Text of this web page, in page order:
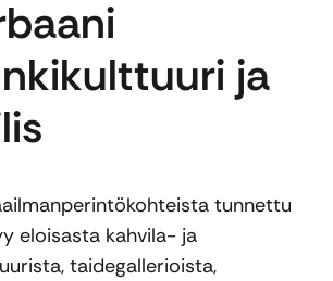
ja
tunnettu
eloisasta kahvila- ja
taidegallerioista,